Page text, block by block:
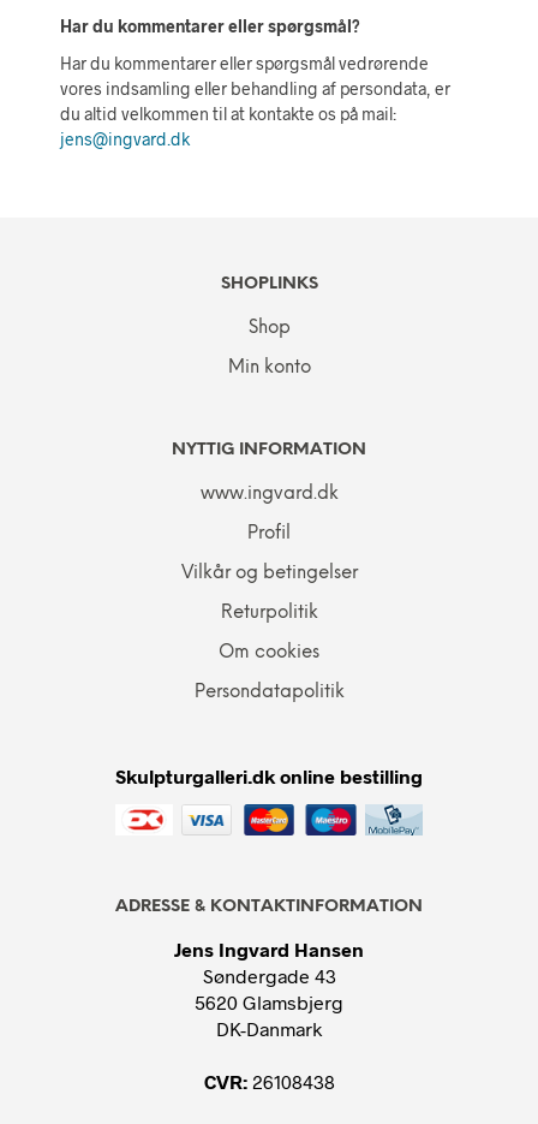
Har du kommentarer eller spørgsmål?
Har du kommentarer eller spørgsmål vedrørende
vores indsamling eller behandling af persondata, er
du altid velkommen til at kontakte os på mail:
jens@ingvard.dk
SHOPLINKS
Shop
Min konto
NYTTIG INFORMATION
www.ingvard.dk
Profil
Vilkår og betingelser
Returpolitik
Om cookies
Persondatapolitik
Skulpturgalleri.dk online bestilling
ADRESSE & KONTAKTINFORMATION
Jens Ingvard Hansen
Søndergade 43
5620 Glamsbjerg
DK-Danmark
CVR:26108438